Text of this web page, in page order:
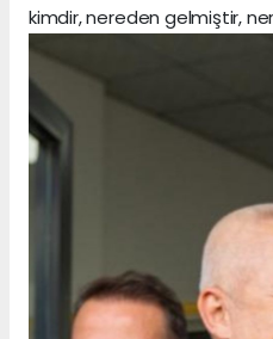
kimdir, nereden gelmiştir,